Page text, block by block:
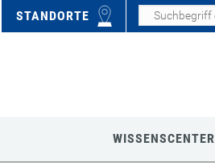
STANDORTE
WISSENSCENTER